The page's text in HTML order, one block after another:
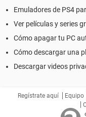
Emuladores de PS4
Ver películas y series
Cómo apagar tu PC
Cómo descargar una
Descargar videos
Regístrate aquí Equipo